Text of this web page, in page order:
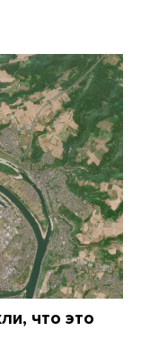
что это